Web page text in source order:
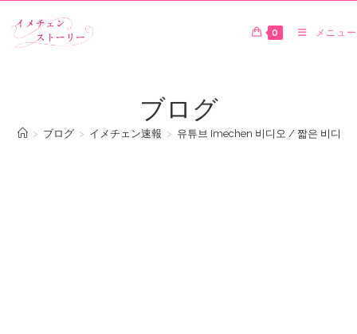
0 メニュー
ブログ
> ブログ > イメチェン速報 > 유튜브 Imechen 비디오 / 짧은 비디